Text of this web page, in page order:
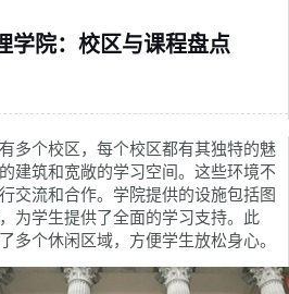
学院：校区与课程盘点
多个校区，每个校区都有其独特的魅
建筑和宽敞的学习空间。这些环境不
交流和合作。学院提供的设施包括图
为学生提供了全面的学习支持。此
多个休闲区域，方便学生放松身心。